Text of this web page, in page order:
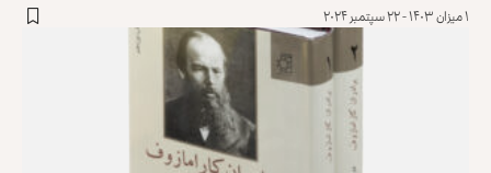
۱ میزان ۱۴۰۳ - ۲۲ سپتمبر ۲۰۲۴